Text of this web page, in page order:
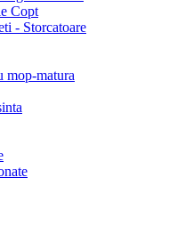
Copt
- Storcatoare
mop-matura